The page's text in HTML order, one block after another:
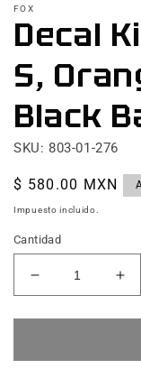
multimedia
1
ventana
modal
FOX
Decal
S,
Black
SKU: 803-01-276
Precio
habitual
$ 580.00 MXN
Impuesto incluido.
Cantidad
Reducir
cantidad
para
Kit:
Kit: